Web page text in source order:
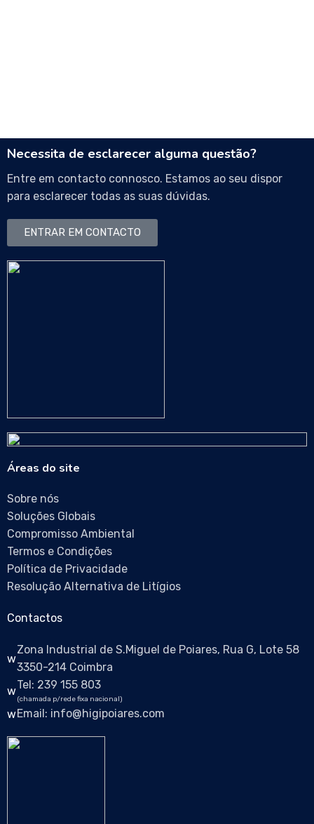
Necessita de esclarecer alguma questão?
Entre em contacto connosco. Estamos ao seu dispor
para esclarecer todas as suas dúvidas.
ENTRAR EM CONTACTO
Áreas do site
Sobre nós
Soluções Globais
Compromisso Ambiental
Termos e Condições
Política de Privacidade
Resolução Alternativa de Litígios
Contactos
Zona Industrial de S.Miguel de Poiares, Rua G, Lote 58
3350-214 Coimbra
Tel: 239 155 803
(chamada p/rede fixa nacional)
Email: info@higipoiares.com